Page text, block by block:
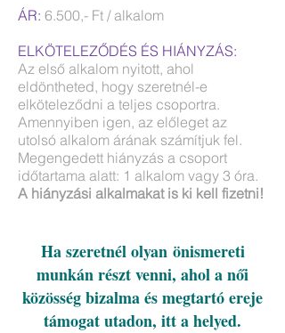
ÁR: 6.500,- Ft / alkalom
ELKÖTELEZŐDÉS ÉS HIÁNYZÁS:
Az első alkalom nyitott, ahol
eldöntheted, hogy szeretnél-e
elköteleződni a teljes csoportra.
Amennyiben igen, az előleget az
utolsó alkalom árának számítjuk fel.
Megengedett hiányzás a csoport
időtartama alatt: 1 alkalom vagy 3 óra.
A hiányzási alkalmakat is ki kell fizetni!
Ha szeretnél olyan önismereti
munkán részt venni, ahol a női
közösség bizalma és megtartó ereje
támogat utadon, itt a helyed.